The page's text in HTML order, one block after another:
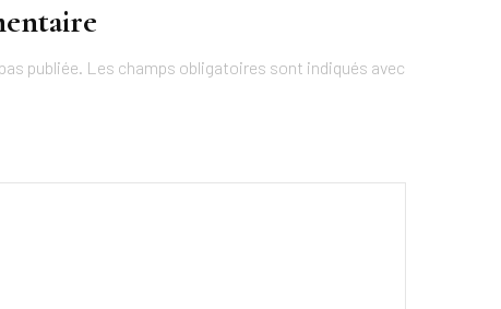
publiée. Les champs obligatoires sont indiqués avec